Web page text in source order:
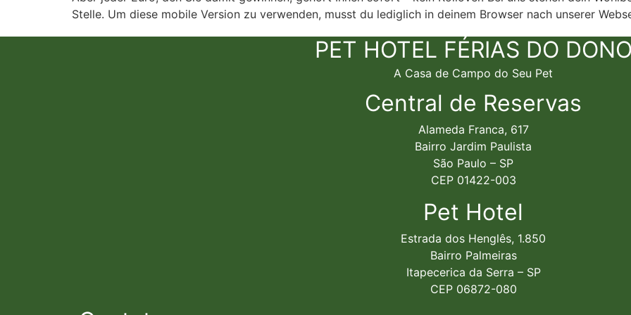
Stelle. Um diese mobile Version zu verwenden, musst du lediglich in deinem Browser nach unserer
PET HOTEL FÉRIAS DO DONO
A Casa de Campo do Seu Pet
Central de Reservas
Alameda Franca, 617
Bairro Jardim Paulista
São Paulo – SP
CEP 01422-003
Pet Hotel
Estrada dos Henglês, 1.850
Bairro Palmeiras
Itapecerica da Serra – SP
CEP 06872-080